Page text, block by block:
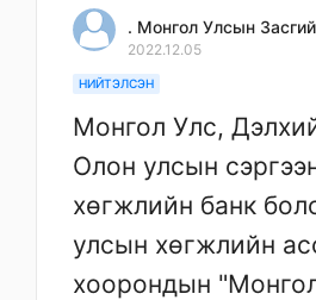
. Монгол Улсын
2022.12.05
НИЙТЭЛСЭН
Монгол Улс,
Олон улсын
хөгжлийн банк
улсын хөгжлийн
хоорондын